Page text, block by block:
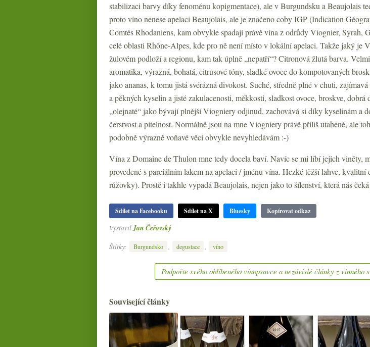
stabilizaci barvy díky fenoménu kopigmentace), ale v Burgundsku a Beaujolais
proto víno nenese apelaci Beaujolais, ale je značeno coby IGP (Indication
Comtés Rhodaniens, kam obvykle spadají právě vína z odrůdy Viognier, Syrah,
celé oblasti Rhône-Alpes, kde pro ně není místo v lokální apelaci. Takže jaký je
žulovém podloží a regionu, kam tak úplně „nepatří“? Citronová žlutá barva.
aromatika, výrazná, bohatá, citrusové tóny, sladké ovoce do kompotovaných
jako ananas, k tomu jistá svérázná divokost. Suché, středně plné v chuti,
a pěkných kyselin a jisté zakulacenosti, měkkosti, sladkost ovoce, broskve, dobrá
„olejnaté“ jako bývají plnější Viogniery odjinud, zachovává si díky kyselinám a
čerstvost a pitelnost. Normálně jsou na mne Viogniery právě příliš utahené, ale
podobně výrazně voňavé věci obvykle nevyhledávám :-)
Vína z Domaine de Thulon mne tedy docela baví. Navíc se mi líbí jejich viněty,
provedené s parciálním lakem na apelaci / jménu vína. Hezké těžší lahve,
růžovky). Prostě i takhle vypadá Beaujolais, nejen jako to šílenství, která nás
Sdílet na Facebooku Sdílet na X Bluesky Kopírovat odkaz
VystavilJan Čeřovský
Štítky:
Burgundsko degustace víno
Podpořte svého oblíbeného vínopsavce a nezávislé články z vinného
Související články